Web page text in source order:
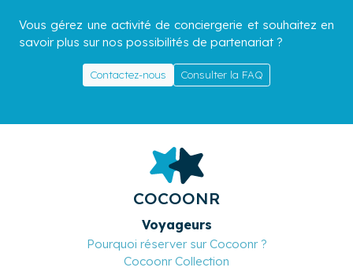
Vous gérez une activité de conciergerie et souhaitez en
savoir plus sur nos possibilités de partenariat ?
Contactez-nous Consulter la FAQ
COCOONR
Voyageurs
Pourquoi réserver sur Cocoonr ?
Cocoonr Collection